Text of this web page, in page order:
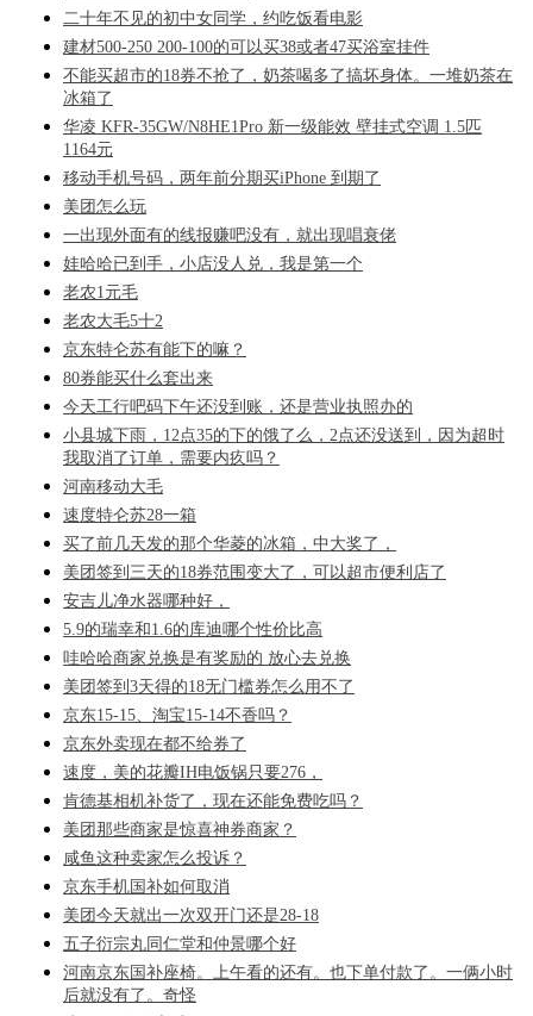
二十年不见的初中女同学，约吃饭看电影
建材500-250 200-100的可以买38或者47买浴室挂件
不能买超市的18券不抢了，奶茶喝多了搞坏身体。一堆奶茶在
冰箱了
华凌 KFR-35GW/N8HE1Pro 新一级能效 壁挂式空调 1.5匹
1164元
移动手机号码，两年前分期买iPhone 到期了
美团怎么玩
一出现外面有的线报赚吧没有，就出现唱衰佬
娃哈哈已到手，小店没人兑，我是第一个
老农1元毛
老农大毛5十2
京东特仑苏有能下的嘛？
80券能买什么套出来
今天工行吧码下午还没到账，还是营业执照办的
小县城下雨，12点35的下的饿了么，2点还没送到，因为超时
我取消了订单，需要内疚吗？
河南移动大毛
速度特仑苏28一箱
买了前几天发的那个华菱的冰箱，中大奖了，
美团签到三天的18券范围变大了，可以超市便利店了
安吉儿净水器哪种好，
5.9的瑞幸和1.6的库迪哪个性价比高
哇哈哈商家兑换是有奖励的 放心去兑换
美团签到3天得的18无门槛券怎么用不了
京东15-15、淘宝15-14不香吗？
京东外卖现在都不给券了
速度，美的花瓣IH电饭锅只要276，
肯德基相机补货了，现在还能免费吃吗？
美团那些商家是惊喜神券商家？
咸鱼这种卖家怎么投诉？
京东手机国补如何取消
美团今天就出一次双开门还是28-18
五子衍宗丸同仁堂和仲景哪个好
河南京东国补座椅。上午看的还有。也下单付款了。一俩小时
后就没有了。奇怪